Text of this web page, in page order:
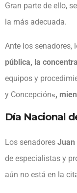
Gran parte de ello,
la más adecuada.
Ante los senadores,
pública, la
equipos y
y Concepción«,
Día Nacional
Los senadores Juan
de especialistas y
aún no está en la